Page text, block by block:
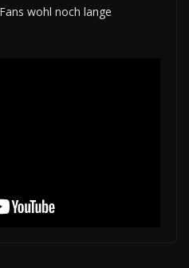
wohl noch lange